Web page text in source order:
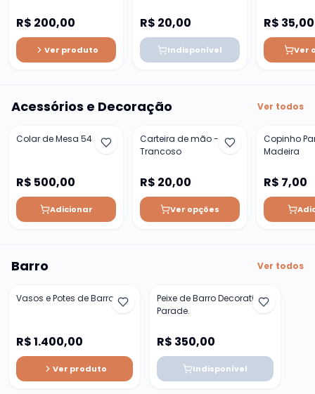
R$ 200,00
Ver produto
R$ 20,00
Indisponível
R$ 35,00
Ver
Acessórios e Decoração Ver todos
Colar de Mesa 54
R$ 500,00
Adicionar
Carteira de mão -
Trancoso
R$ 20,00
Ver opções
Copinho
Madeira
R$ 7,00
Barro Ver todos
Vasos e Potes de Barro
R$ 1.400,00
Ver produto
Peixe de Barro Decorativo
Parade.
R$ 350,00
Indisponível